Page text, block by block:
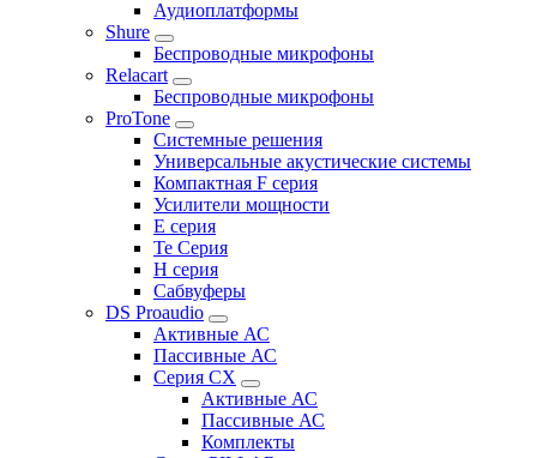
Аудиоплатформы
Shure
Беспроводные микрофоны
Relacart
Беспроводные микрофоны
ProTone
Системные решения
Универсальные акустические системы
Компактная F серия
Усилители мощности
E серия
Te Серия
H серия
Сабвуферы
DS Proaudio
Активные АС
Пассивные АС
Серия CX
Активные АС
Пассивные АС
Комплекты